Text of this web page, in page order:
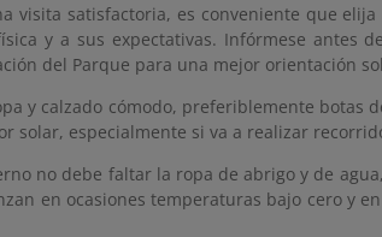
visita satisfactoria, es conveniente que
y a sus expectativas. Infórmese antes
del Parque para una mejor orientación
y calzado cómodo, preferiblemente botas
solar, especialmente si va a realizar
no debe faltar la ropa de abrigo y de
en ocasiones temperaturas bajo cero y